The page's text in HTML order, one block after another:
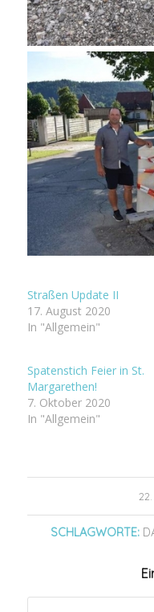
Straßen Update II
17. August 2020
In "Allgemein"
Spatenstich Feier in St.
Margarethen!
7. Oktober 2020
In "Allgemein"
SCHLAGWORTE: